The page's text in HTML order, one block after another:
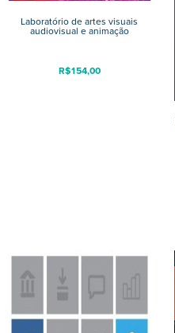
Laboratório de artes visuais
audiovisual e animação
R$154,00